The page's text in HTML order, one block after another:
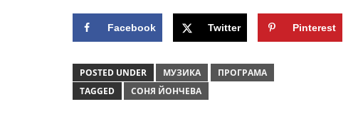
Facebook Twitter Pinterest
POSTED UNDER МУЗИКА
ПРОГРАМА
TAGGED
СОНЯ ЙОНЧЕВА